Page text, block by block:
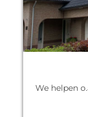
We helpen